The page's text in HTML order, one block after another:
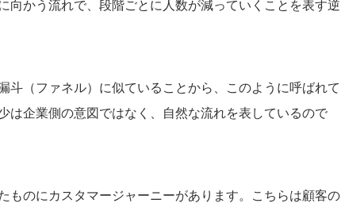
向かう流れで、段階ごとに人数が減っていくことを表す逆
斗（ファネル）に似ていることから、このように呼ばれて
は企業側の意図ではなく、自然な流れを表しているので
ものにカスタマージャーニーがあります。こちらは顧客の